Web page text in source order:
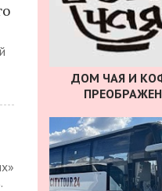
ДОМ ЧАЯ И